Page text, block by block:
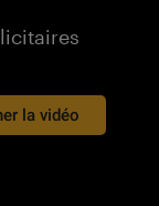
la vidéo